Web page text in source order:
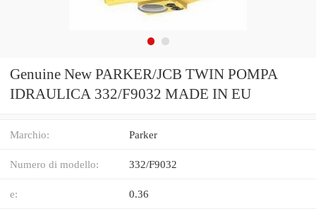
Genuine New PARKER/JCB TWIN POMPA
IDRAULICA 332/F9032 MADE IN EU
Marchio: Parker
Numero di modello: 332/F9032
e: 0.36